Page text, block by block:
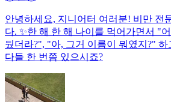
안녕하세요, 지니어터 여러분! 비만 전
다. ✨한 해 한 해 나이를 먹어가면서 "
뒀더라?", "아, 그거 이름이 뭐였지?"
다들 한 번쯤 있으시죠?